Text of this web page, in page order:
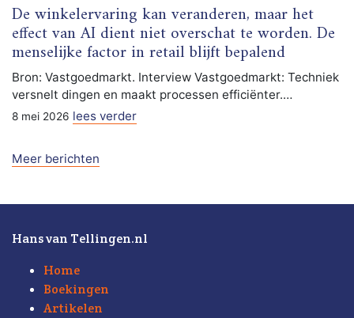
De winkelervaring kan veranderen, maar het
effect van AI dient niet overschat te worden. De
menselijke factor in retail blijft bepalend
Bron: Vastgoedmarkt. Interview Vastgoedmarkt: Techniek
versnelt dingen en maakt processen efficiënter.…
8 mei 2026 lees verder
Meer berichten
Hans van Tellingen.nl
Home
Boekingen
Artikelen